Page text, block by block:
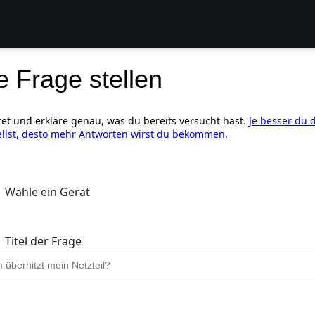
Frage stellen
und erkläre genau, was du bereits versucht hast. Je besser du
desto mehr Antworten wirst du bekommen.
Wähle ein Gerät
Titel der Frage